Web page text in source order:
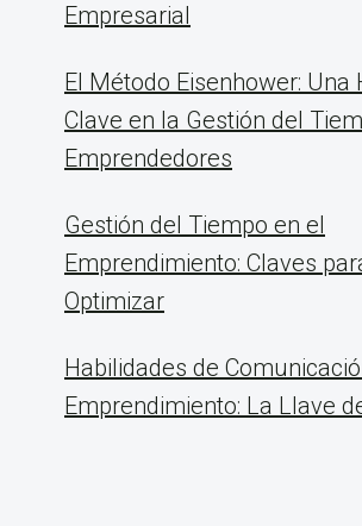
Empresarial
El Método Eisenhower: Una
Clave en la Gestión del
Emprendedores
Gestión del Tiempo en el
Emprendimiento: Claves
Optimizar
Habilidades de
Emprendimiento: La Llave